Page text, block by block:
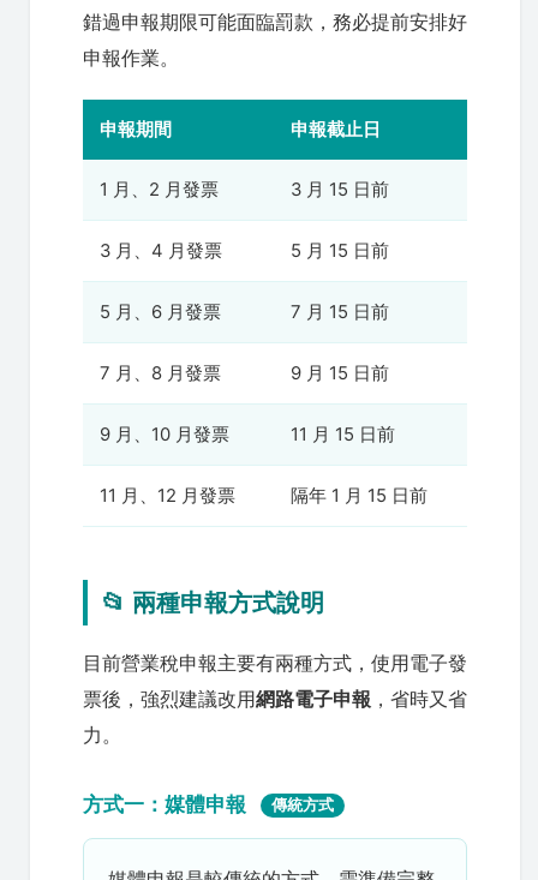
錯過申報期限可能面臨罰款，務必提前安排好
申報作業。
申報期間 申報截止日
1 月、2 月發票 3 月 15 日前
3 月、4 月發票 5 月 15 日前
5 月、6 月發票 7 月 15 日前
7 月、8 月發票 9 月 15 日前
9 月、10 月發票 11 月 15 日前
11 月、12 月發票 隔年 1 月 15 日前
📂 兩種申報方式說明
目前營業稅申報主要有兩種方式，使用電子發
票後，強烈建議改用網路電子申報 ，省時又省
力。
方式一：媒體申報 傳統方式